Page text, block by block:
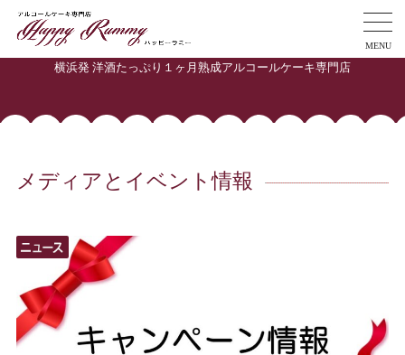
MENU
横浜発 洋酒たっぷり１ヶ月熟成アルコールケーキ専門店
メディアとイベント情報